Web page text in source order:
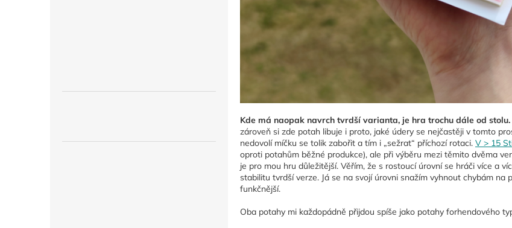
Kde má naopak navrch tvrdší varianta, je hra trochu dále od stolu.
zároveň si zde potah libuje i proto, jaké údery se nejčastěji v tomto
nedovolí míčku se tolik zabořit a tím i „sežrat“ příchozí rotaci. V > 15
oproti potahům běžné produkce), ale při výběru mezi těmito dvěma
je pro mou hru důležitější. Věřím, že s rostoucí úrovní se hráči více a
stabilitu tvrdší verze. Já se na svojí úrovni snažím vyhnout chybám
funkčnější.
Oba potahy mi každopádně přijdou spíše jako potahy forhendového